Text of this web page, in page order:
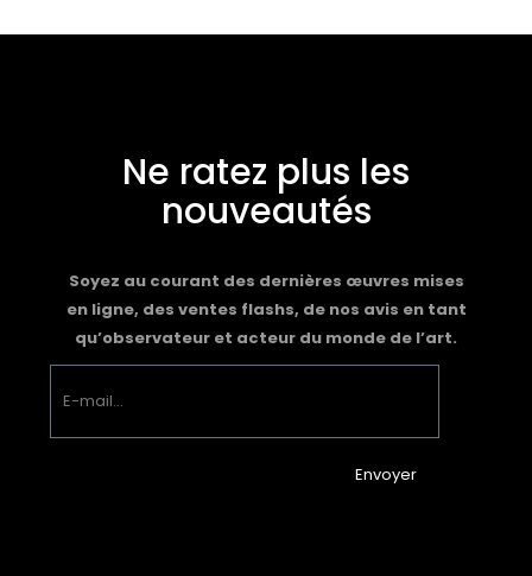
Ne ratez plus les
nouveautés
Soyez au courant des dernières œuvres mises
en ligne, des ventes flashs, de nos avis en tant
qu’observateur et acteur du monde de l’art.
Envoyer